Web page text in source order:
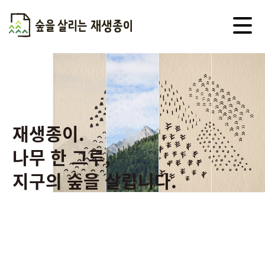
메
뉴
재생종이.
나무 한 그루,
지구의 숲을 살립니다.